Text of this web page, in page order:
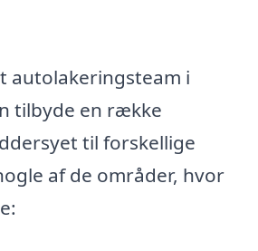
autolakeringsteam i
tilbyde en række
til forskellige
af de områder, hvor